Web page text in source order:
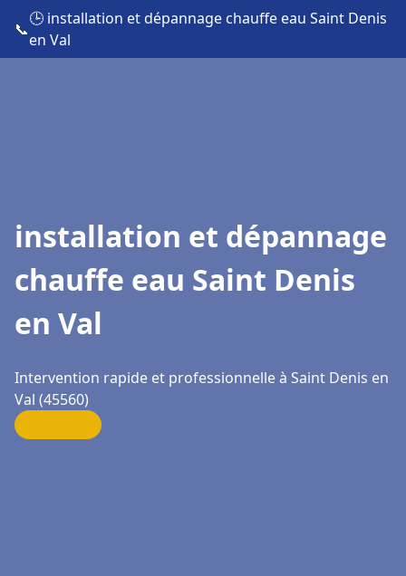
📞
🕒 installation et dépannage chauffe eau Saint Denis
en Val
installation et dépannage
chauffe eau Saint Denis
en Val
Intervention rapide et professionnelle à Saint Denis en
Val (45560)